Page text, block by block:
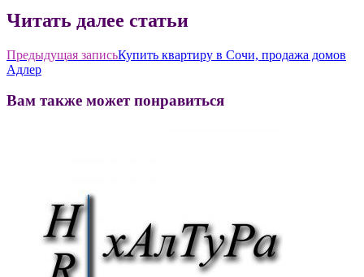
Читать далее статьи
Предыдущая записьКупить квартиру в Сочи, продажа домов
Адлер
Вам также может понравиться